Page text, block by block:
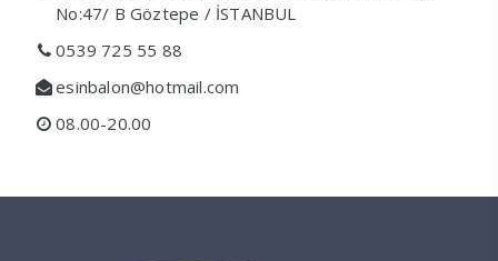
No:47/ B Göztepe / İSTANBUL
0539 725 55 88
esinbalon@hotmail.com
08.00-20.00